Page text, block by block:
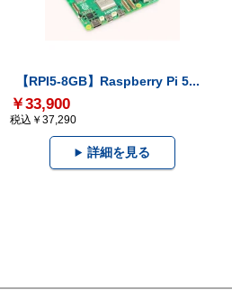
【RPI5-8GB】Raspberry Pi 5...
￥33,900
税込￥37,290
詳細を見る